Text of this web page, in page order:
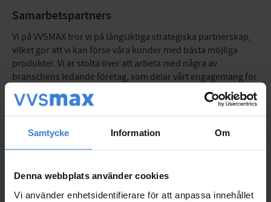
Samtycke Information Om
Denna webbplats använder cookies
Vi använder enhetsidentifierare för att anpassa innehållet
Samarbetspartners
Vi på VVSMAX tror vi på långsiktiga strategiska partnerskap,
vilket gör att vi kan förse våra kunder med bästa möjliga
produkter. Vi är stolta över att arbeta med några av
branschens ledande företag, som delar vårt engagemang för
spetskompetens och kundnöjdhet. Våra affärspartners
inkluderar bland annat:
Starweb SaaS
Schenker
Samt flera lokala entreprenörer